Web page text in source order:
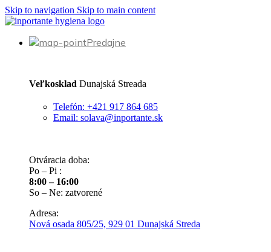
Skip to navigation Skip to main content
Predajne
Veľkosklad Dunajská Streada
Telefón: +421 917 864 685
Email: solava@inportante.sk
Otváracia doba:
Po – Pi :
8:00 – 16:00
So – Ne: zatvorené
Adresa:
Nová osada 805/25, 929 01 Dunajská Streda